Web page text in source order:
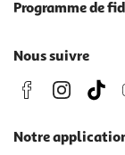
Programme de
Nous suivre
Notre